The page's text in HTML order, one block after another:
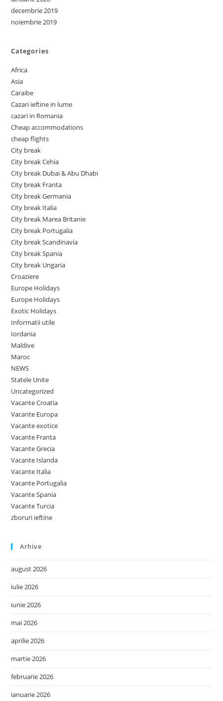
decembrie 2019
noiembrie 2019
Categories
Africa
Asia
Caraibe
Cazari ieftine in lume
cazari in Romania
Cheap accommodations
cheap flights
City break
City break Cehia
City break Dubai & Abu Dhabi
City break Franta
City break Germania
City break Italia
City break Marea Britanie
City break Portugalia
City break Scandinavia
City break Spania
City break Ungaria
Croaziere
Europe Holidays
Europe Holidays
Exotic Holidays
Informatii utile
Iordania
Maldive
Maroc
NEWS
Statele Unite
Uncategorized
Vacante Croatia
Vacante Europa
Vacante exotice
Vacante Franta
Vacante Grecia
Vacante Islanda
Vacante Italia
Vacante Portugalia
Vacante Spania
Vacante Turcia
zboruri ieftine
Arhive
august 2026
iulie 2026
iunie 2026
mai 2026
aprilie 2026
martie 2026
februarie 2026
ianuarie 2026